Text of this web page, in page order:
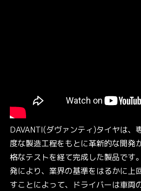
DAVANTI(ダヴァンティ)タイヤは、
度な製造工程をもとに革新的な開発
格なテストを経て完成した製品です
発により、業界の基準をはるかに上
すことによって、ドライバーは車両